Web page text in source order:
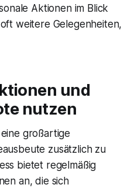
Aktionen im Blick
weitere Gelegenheiten,
und
nutzen
großartige
zusätzlich zu
bietet regelmäßig
an, die sich